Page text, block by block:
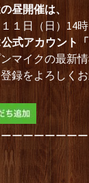
昼開催は、
１１日（日）14
式アカウント「
マイクの最新
録をよろしくお
ーーーーーー